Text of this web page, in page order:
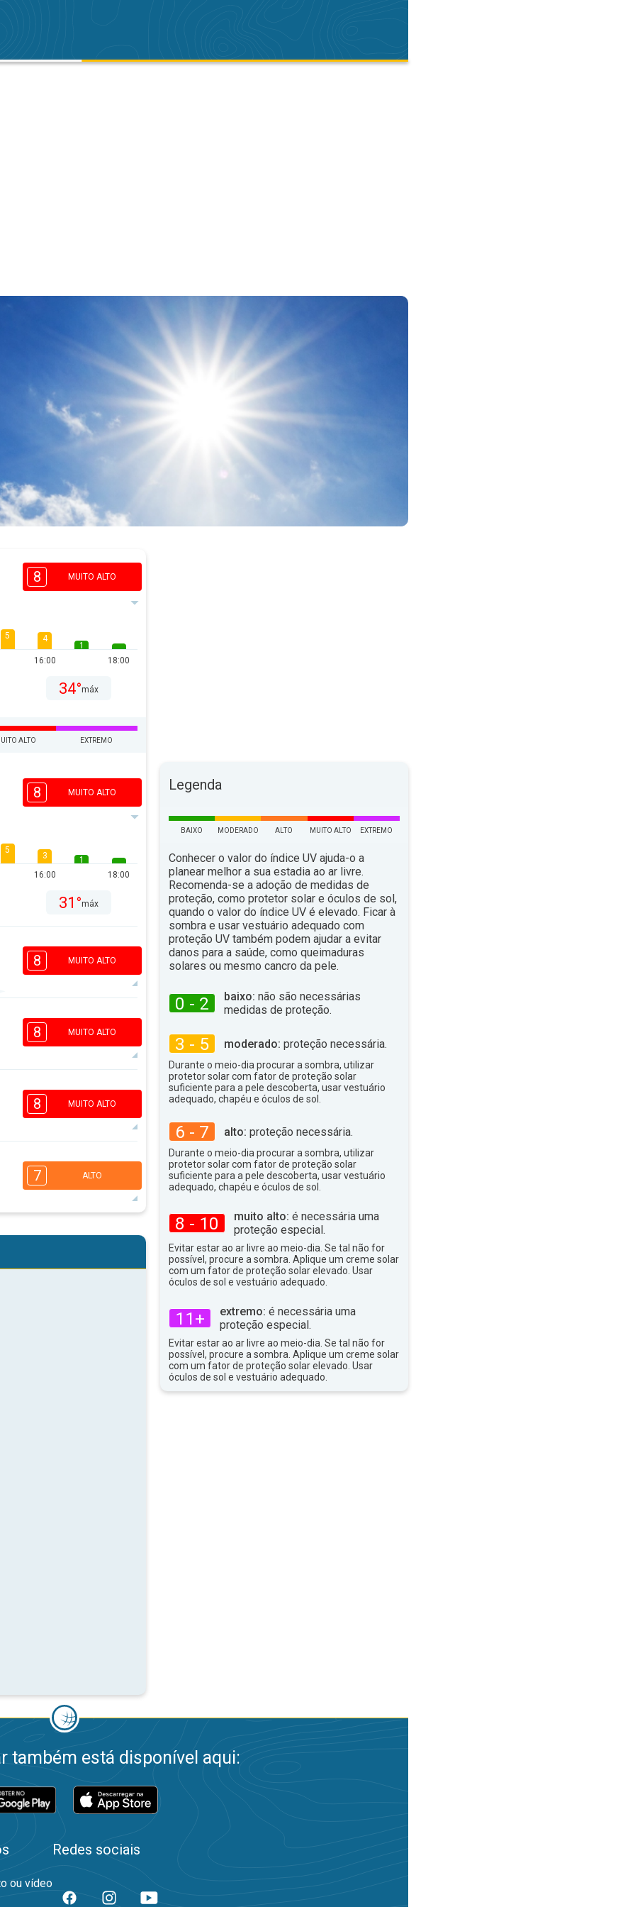
8 MUITO ALTO
5 4
16:00
1
18:00
34°máx
ALTO EXTREMO
8 MUITO ALTO
5
3
16:00
1
18:00
31°máx
8 MUITO ALTO
4
16:00
2
33°máx
8 MUITO ALTO
4
16:00
2
34°máx
8 MUITO ALTO
4
16:00
35°máx
7 ALTO
3
Legenda
BAIXO MODERADO ALTO MUITO ALTO EXTREMO
Conhecer o valor do índice UV ajuda-o a
planear melhor a sua estadia ao ar livre.
Recomenda-se a adoção de medidas de
proteção, como protetor solar e óculos de sol,
quando o valor do índice UV é elevado. Ficar à
sombra e usar vestuário adequado com
proteção UV também podem ajudar a evitar
danos para a saúde, como queimaduras
solares ou mesmo cancro da pele.
0 - 2 baixo: não são necessárias
medidas de proteção.
3 - 5 moderado: proteção necessária.
Durante o meio-dia procurar a sombra, utilizar
protetor solar com fator de proteção solar
suficiente para a pele descoberta, usar vestuário
adequado, chapéu e óculos de sol.
6 - 7 alto: proteção necessária.
Durante o meio-dia procurar a sombra, utilizar
protetor solar com fator de proteção solar
suficiente para a pele descoberta, usar vestuário
adequado, chapéu e óculos de sol.
8 - 10 muito alto: é necessária uma
proteção especial.
Evitar estar ao ar livre ao meio-dia. Se tal não for
possível, procure a sombra. Aplique um creme solar
com um fator de proteção solar elevado. Usar
óculos de sol e vestuário adequado.
11+ extremo: é necessária uma
proteção especial.
Evitar estar ao ar livre ao meio-dia. Se tal não for
possível, procure a sombra. Aplique um creme solar
com um fator de proteção solar elevado. Usar
óculos de sol e vestuário adequado.
também está disponível aqui:
ou vídeo
Redes sociais